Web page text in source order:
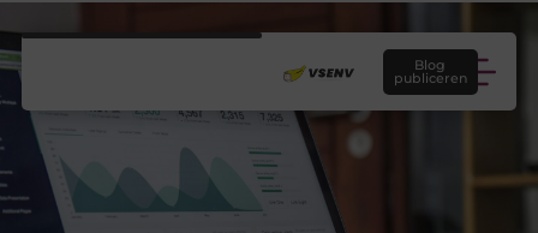
Blog
publiceren